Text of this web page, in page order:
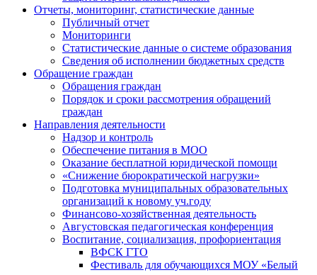
Отчеты, мониторинг, статистические данные
Публичный отчет
Мониторинги
Статистические данные о системе образования
Сведения об исполнении бюджетных средств
Обращение граждан
Обращения граждан
Порядок и сроки рассмотрения обращений
граждан
Направления деятельности
Надзор и контроль
Обеспечение питания в МОО
Оказание бесплатной юридической помощи
«Снижение бюрократической нагрузки»
Подготовка муниципальных образовательных
организаций к новому уч.году
Финансово-хозяйственная деятельность
Августовская педагогическая конференция
Воспитание, социализация, профориентация
ВФСК ГТО
Фестиваль для обучающихся МОУ «Белый